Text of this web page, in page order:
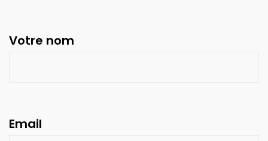
Votre nom
Email